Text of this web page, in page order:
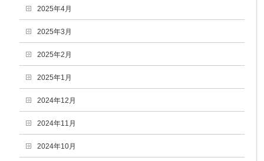
2025年4月
2025年3月
2025年2月
2025年1月
2024年12月
2024年11月
2024年10月